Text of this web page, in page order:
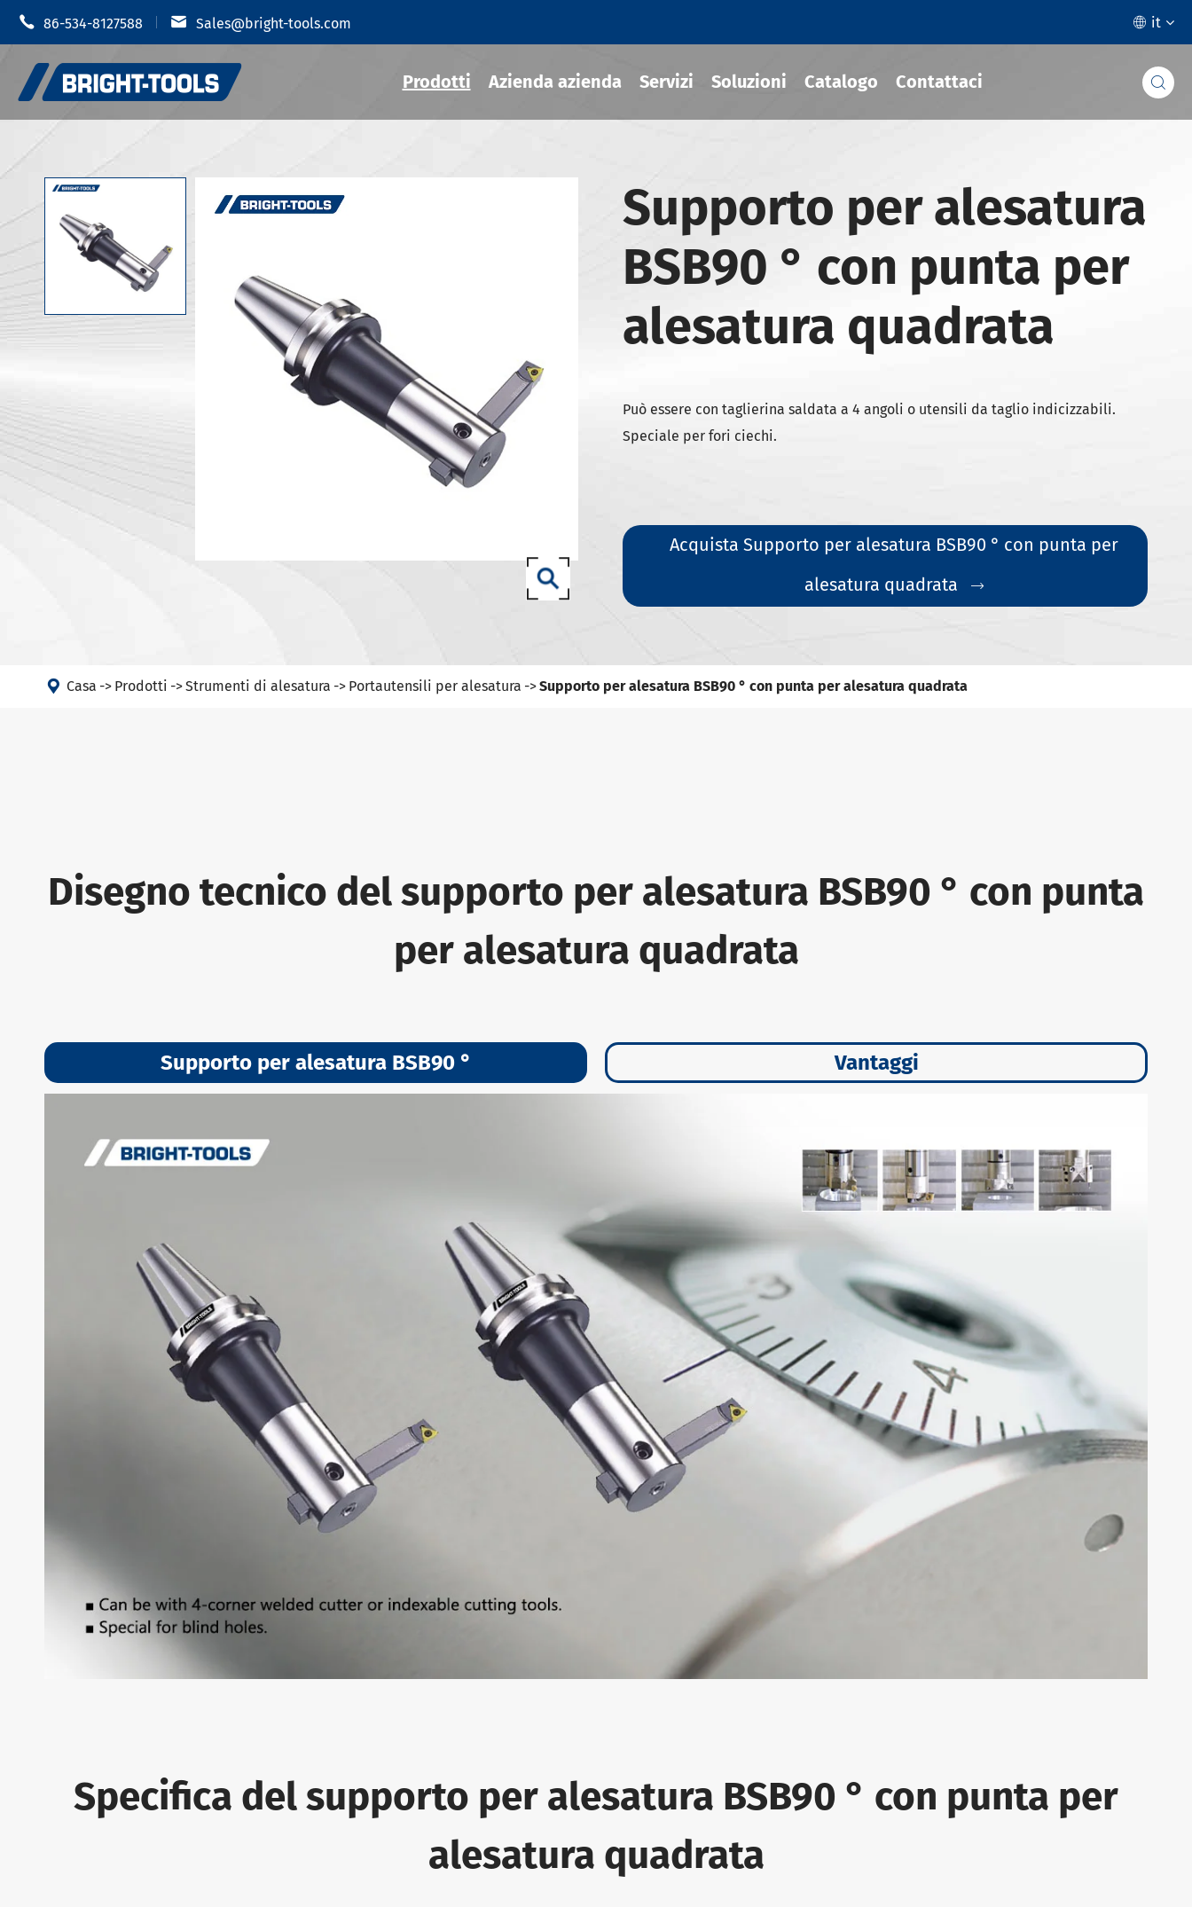
 86-534-8127588  Sales@bright-tools.com  it
Prodotti
Portautensili CNC
Strumenti statici e azionati
Strumenti di alesatura
Anti vibrazione
Portautensili termoretraibile
Portautensili JIS B 6339-BT
Portautensili JIS B 6339-BBT
Portautensili JIS B 6339-NBT
Portautensili DIN 69871-SK
Portautensili DIN 69871-ISO
Portautensili ANSI B5.50 SCAT/CAT
DIN 69893 (ISO 12164) HSK-A portautensili
DIN 69893 (ISO 12164) HSK-F portautensili
DIN69893 (ISO12164-1)-HSK-T portautensili
Azienda azienda Servizi Soluzioni Catalogo Contattaci 
Supporto per alesatura
BSB90 ° con punta per
alesatura quadrata
Può essere con taglierina saldata a 4 angoli o utensili da taglio indicizzabili.
Speciale per fori ciechi.
Acquista Supporto per alesatura BSB90 ° con punta per
alesatura quadrata

 Casa Prodotti Strumenti di alesatura Portautensili per alesatura Supporto per alesatura BSB90 ° con punta per alesatura quadrata
Disegno tecnico del supporto per alesatura BSB90 ° con punta
per alesatura quadrata
Supporto per alesatura BSB90 ° Vantaggi
Specifica del supporto per alesatura BSB90 ° con punta per
alesatura quadrata